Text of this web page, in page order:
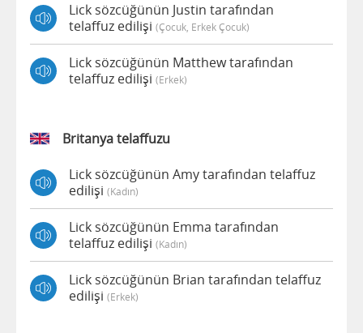
Lick sözcüğünün Justin tarafından
telaffuz edilişi (çocuk, Erkek Çocuk)
Lick sözcüğünün Matthew tarafından
telaffuz edilişi (erkek)
Britanya telaffuzu
Lick sözcüğünün Amy tarafından telaffuz
edilişi (kadın)
Lick sözcüğünün Emma tarafından
telaffuz edilişi (kadın)
Lick sözcüğünün Brian tarafından telaffuz
edilişi (erkek)